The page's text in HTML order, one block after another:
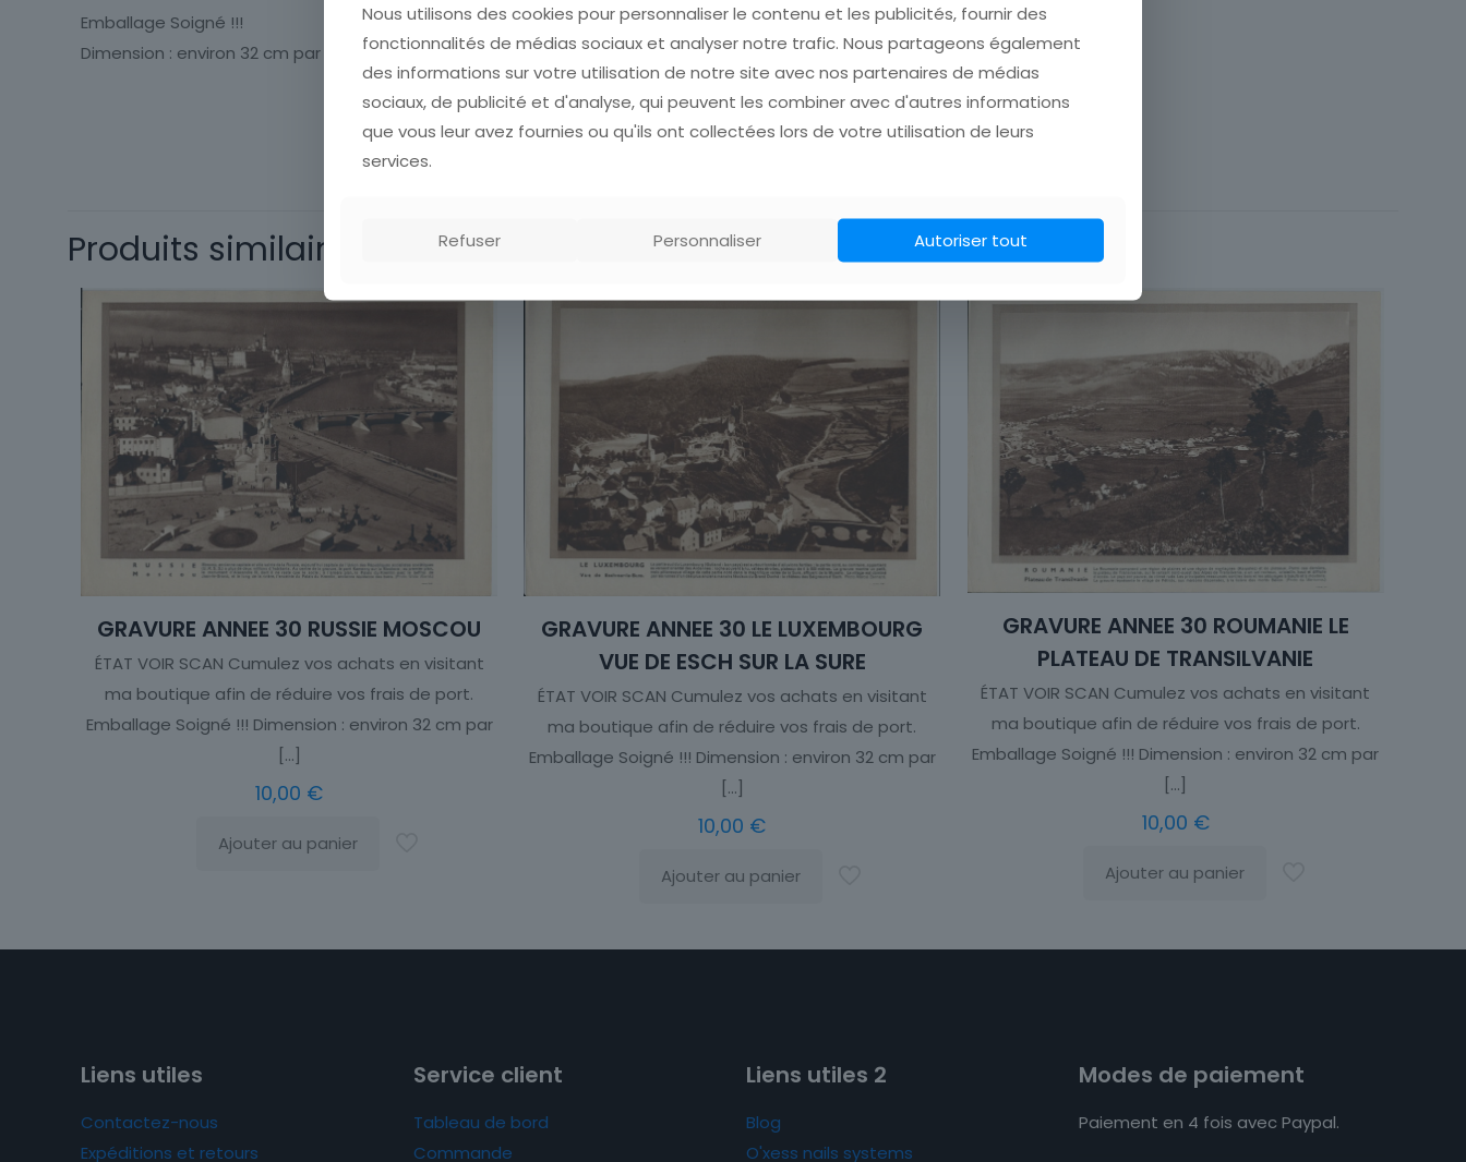
Emballage Soigné !!!
Dimension : environ 32 cm par 24 cm
Période
Produits similaires
GRAVURE ANNEE 30 RUSSIE MOSCOU
ÉTAT VOIR SCAN Cumulez vos achats en visitant
ma boutique afin de réduire vos frais de port.
Emballage Soigné !!! Dimension : environ 32 cm par
[…]
10,00 €
Ajouter au panier
GRAVURE ANNEE 30 LE LUXEMBOURG
VUE DE ESCH SUR LA SURE
ÉTAT VOIR SCAN Cumulez vos achats en visitant
ma boutique afin de réduire vos frais de port.
Emballage Soigné !!! Dimension : environ 32 cm par
[…]
10,00 €
Ajouter au panier
GRAVURE ANNEE 30 ROUMANIE LE
PLATEAU DE TRANSILVANIE
ÉTAT VOIR SCAN Cumulez vos achats en visitant
ma boutique afin de réduire vos frais de port.
Emballage Soigné !!! Dimension : environ 32 cm par
[…]
10,00 €
Ajouter au panier
Liens utiles
Contactez-nous
Expéditions et retours
Service client
Tableau de bord
Commande
Liens utiles 2
Blog
O'xess nails systems
Modes de paiement
Paiement en 4 fois avec Paypal.
Nous utilisons des cookies pour personnaliser le contenu et les publicités, fournir des
fonctionnalités de médias sociaux et analyser notre trafic. Nous partageons également
des informations sur votre utilisation de notre site avec nos partenaires de médias
sociaux, de publicité et d'analyse, qui peuvent les combiner avec d'autres informations
que vous leur avez fournies ou qu'ils ont collectées lors de votre utilisation de leurs
services.
Refuser Personnaliser Autoriser tout